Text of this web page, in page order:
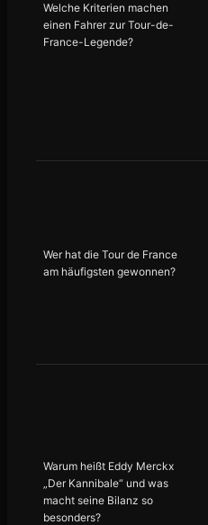
Welche Kriterien machen
einen Fahrer zur Tour-de-
France-Legende?
Wer hat die Tour de France
am häufigsten gewonnen?
Warum heißt Eddy Merckx
„Der Kannibale“ und was
macht seine Bilanz so
besonders?